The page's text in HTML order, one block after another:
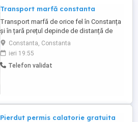
Transport marfă constanta
Transport marfă de orice fel în Constanța
și în țară prețul depinde de distanță de
greutate bineînțeles sunt mai multe criterii
așa că aștept să fiu contactat
Constanta, Constanta
ieri 19:55
Telefon validat
Pierdut permis calatorie gratuita